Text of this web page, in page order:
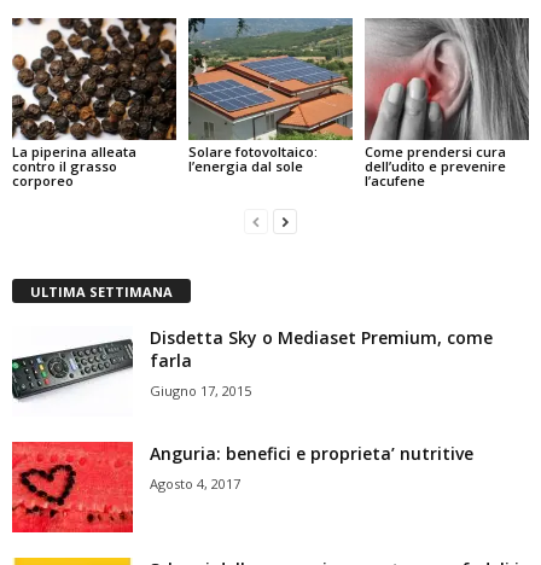
La piperina alleata
contro il grasso
corporeo
Solare fotovoltaico:
l’energia dal sole
Come prendersi cura
dell’udito e prevenire
l’acufene
ULTIMA SETTIMANA
Disdetta Sky o Mediaset Premium, come
farla
Giugno 17, 2015
Anguria: benefici e proprieta’ nutritive
Agosto 4, 2017